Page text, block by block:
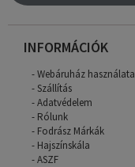
INFORMÁCIÓK
Webáruház használata
Szállítás
Adatvédelem
Rólunk
Fodrász Márkák
Hajszínskála
ASZF